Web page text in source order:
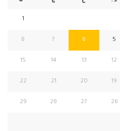
1
5
6
7
8
12
13
14
15
19
20
21
22
26
27
28
29